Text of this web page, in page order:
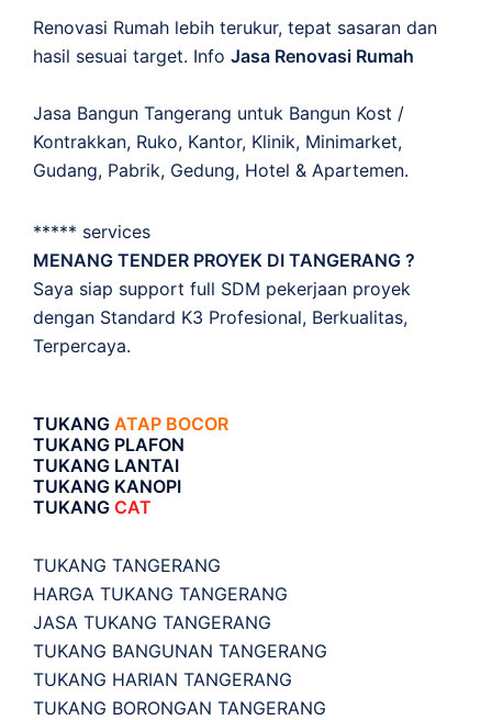
Renovasi Rumah lebih terukur, tepat sasaran dan
hasil sesuai target. Info Jasa Renovasi Rumah
Jasa Bangun Tangerang untuk Bangun Kost /
Kontrakkan, Ruko, Kantor, Klinik, Minimarket,
Gudang, Pabrik, Gedung, Hotel & Apartemen.
***** services
MENANG TENDER PROYEK DI TANGERANG ?
Saya siap support full SDM pekerjaan proyek
dengan Standard K3 Profesional, Berkualitas,
Terpercaya.
TUKANG ATAP BOCOR
TUKANG PLAFON
TUKANG LANTAI
TUKANG KANOPI
TUKANG CAT
TUKANG TANGERANG
HARGA TUKANG TANGERANG
JASA TUKANG TANGERANG
TUKANG BANGUNAN TANGERANG
TUKANG HARIAN TANGERANG
TUKANG BORONGAN TANGERANG